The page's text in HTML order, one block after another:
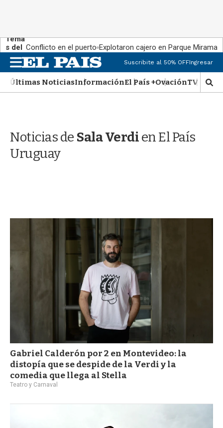
Tema
s del
día:
Conflicto en el puerto Explotaron cajero en Parque Miramar
M
e
n
u
Suscribite al 50% OFFIngresar
Últimas NoticiasInformaciónEl País +OvaciónTV Show
M
o
d
Noticias de Sala Verdien El País
Uruguay
Gabriel Calderón por 2 en Montevideo: la
distopía que se despide de la Verdi y la
comedia que llega al Stella
Teatro y Carnaval